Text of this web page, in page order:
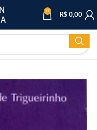
0
R$ 0,00